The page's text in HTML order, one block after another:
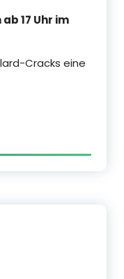
17 Uhr im
Cracks eine